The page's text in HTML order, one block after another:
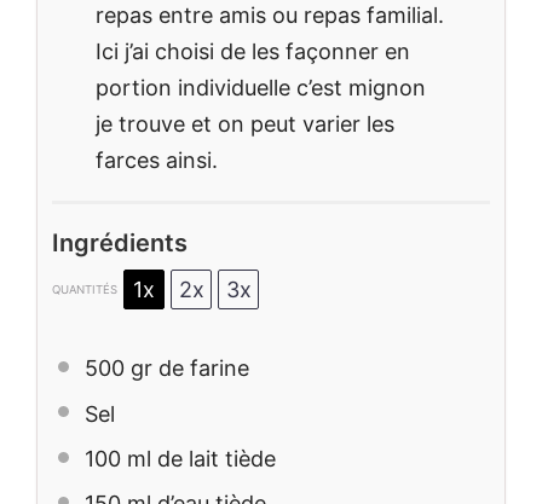
repas entre amis ou repas familial.
Ici j’ai choisi de les façonner en
portion individuelle c’est mignon
je trouve et on peut varier les
farces ainsi.
Ingrédients
QUANTITÉS 1x 2x 3x
500 gr de farine
Sel
100 ml de lait tiède